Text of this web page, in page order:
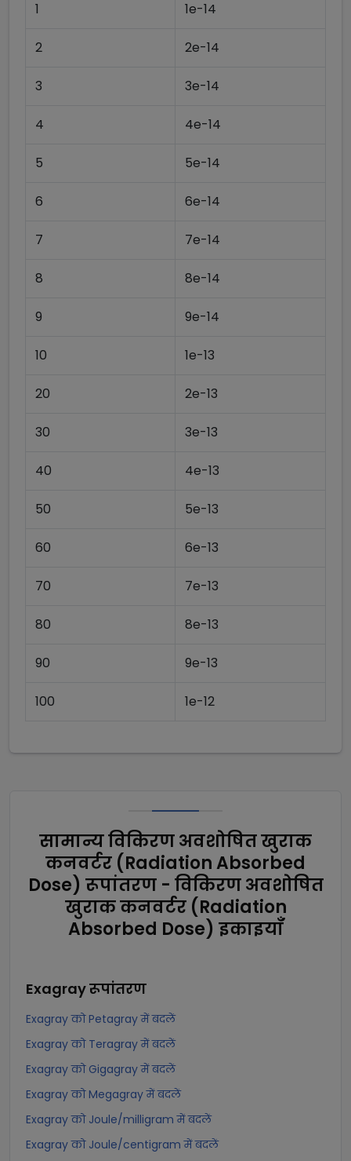
1 1e-14
2 2e-14
3 3e-14
4 4e-14
5 5e-14
6 6e-14
7 7e-14
8 8e-14
9 9e-14
10 1e-13
20 2e-13
30 3e-13
40 4e-13
50 5e-13
60 6e-13
70 7e-13
80 8e-13
90 9e-13
100 1e-12
सामान्य विकिरण अवशोषित खुराक
कनवर्टर (Radiation Absorbed
Dose) रूपांतरण - विकिरण अवशोषित
खुराक कनवर्टर (Radiation
Absorbed Dose) इकाइयाँ
Exagrayरूपांतरण
Exagray को Petagray में बदलें
Exagray को Teragray में बदलें
Exagray को Gigagray में बदलें
Exagray को Megagray में बदलें
Exagray को Joule/milligram में बदलें
Exagray को Joule/centigram में बदलें